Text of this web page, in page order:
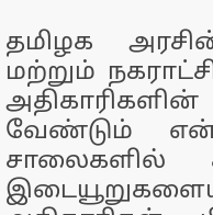
தமிழக
மற்றும்
வேண்டும்
சாலைகளில்